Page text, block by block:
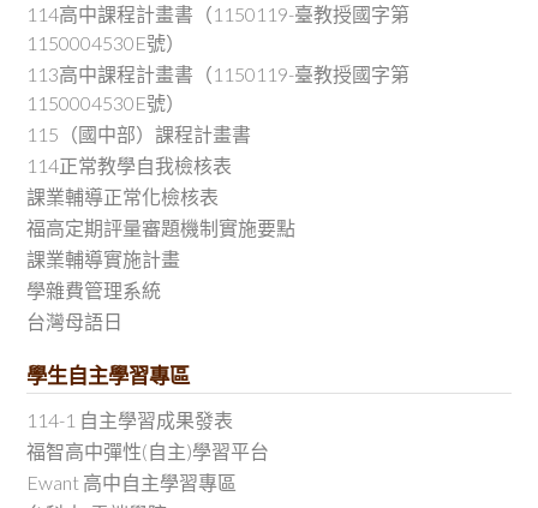
114高中課程計畫書（1150119-臺教授國字第
1150004530E號）
113高中課程計畫書（1150119-臺教授國字第
1150004530E號）
115（國中部）課程計畫書
114正常教學自我檢核表
課業輔導正常化檢核表
福高定期評量審題機制實施要點
課業輔導實施計畫
學雜費管理系統
台灣母語日
學生自主學習專區
114-1 自主學習成果發表
福智高中彈性(自主)學習平台
Ewant 高中自主學習專區